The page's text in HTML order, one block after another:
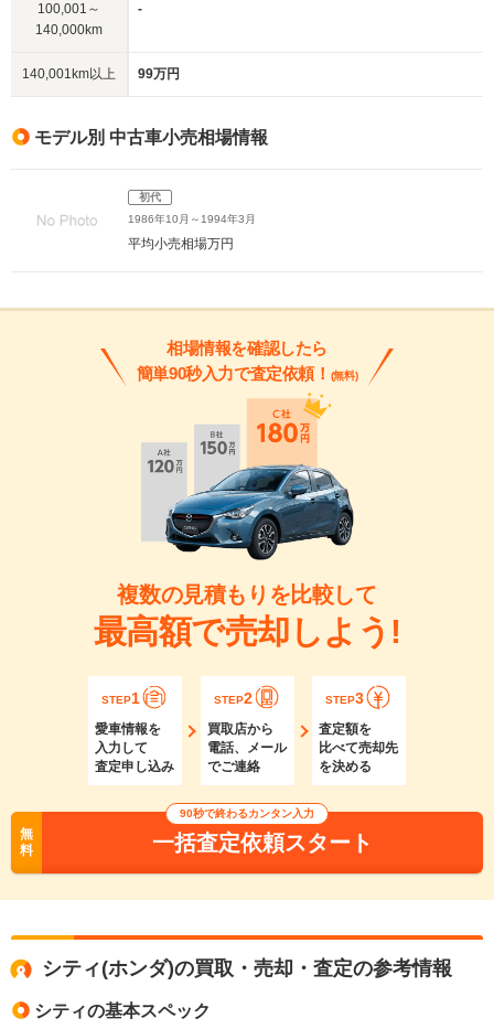
100,001～
140,000km
-
140,001km以上 99万円
モデル別 中古車小売相場情報
初代
1986年10月～1994年3月
平均小売相場万円
相場情報を確認したら
簡単90秒入力で査定依頼！ (無料)
複数の見積もりを比較して
最高額で売却しよう!
STEP1
愛車情報を
入力して
査定申し込み
STEP2
買取店から
電話、メール
でご連絡
STEP3
査定額を
比べて売却先
を決める
無
料
90秒で終わるカンタン入力
一括査定依頼スタート
シティ(ホンダ)の買取・売却・査定の参考情報
シティの基本スペック